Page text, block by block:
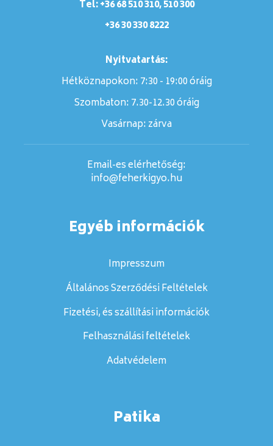
Tel: +36 68 510 310, 510 300
+36 30 330 8222
Nyitvatartás:
Hétköznapokon: 7:30 - 19:00 óráig
Szombaton:7.30-12.30 óráig
Vasárnap:zárva
Email-es elérhetőség:
info@feherkigyo.hu
Egyéb információk
Impresszum
Általános Szerződési Feltételek
Fizetési, és szállítási információk
Felhasználási feltételek
Adatvédelem
Patika